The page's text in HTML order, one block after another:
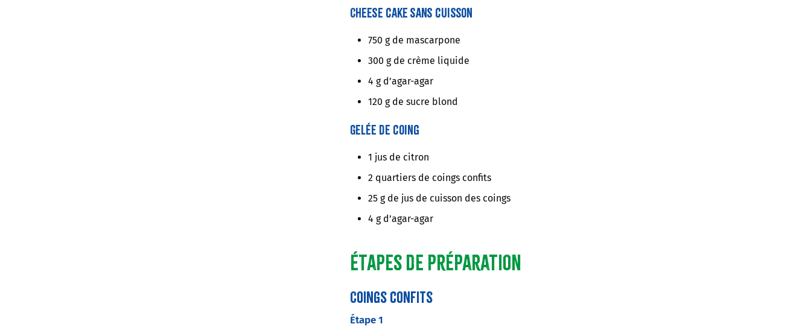
Cheese cake sans cuisson
750 g de mascarpone
300 g de crème liquide
4 g d’agar-agar
120 g de sucre blond
Gelée de coing
1 jus de citron
2 quartiers de coings confits
25 g de jus de cuisson des coings
4 g d’agar-agar
Étapes de préparation
Coings confits
Étape 1